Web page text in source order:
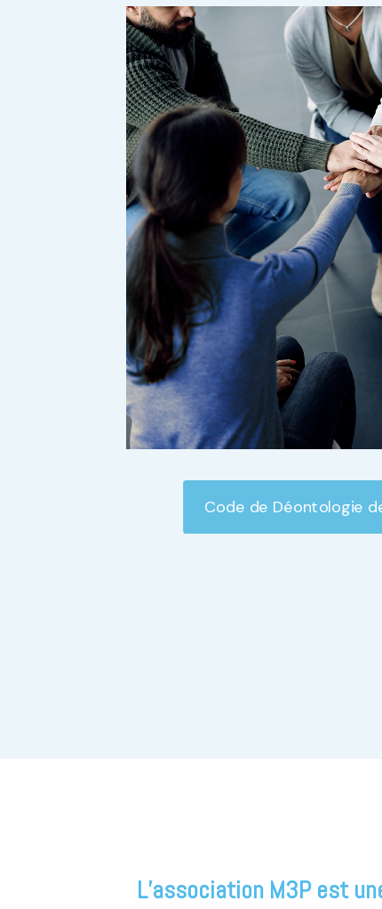
Code de Déontologie
L’association M3P est